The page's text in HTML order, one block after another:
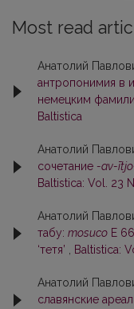
Most read
Анатолий
антропонимия в
немецким
Baltistica
Анатолий
сочетание -av-
Baltistica: Vol. 23
Анатолий
табу: mosuco E
‘тетя’
Baltistica:
Анатолий
славянские